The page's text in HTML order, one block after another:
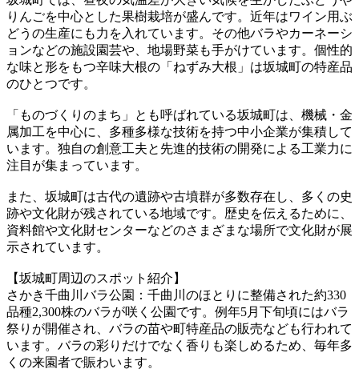
りんごを中心とした果樹栽培が盛んです。近年はワイン用ぶ
どうの生産にも力を入れています。その他バラやカーネーシ
ョンなどの施設園芸や、地場野菜も手がけています。個性的
な味と形をもつ辛味大根の「ねずみ大根」は坂城町の特産品
のひとつです。
「ものづくりのまち」とも呼ばれている坂城町は、機械・金
属加工を中心に、多種多様な技術を持つ中小企業が集積して
います。独自の創意工夫と先進的技術の開発による工業力に
注目が集まっています。
また、坂城町は古代の遺跡や古墳群が多数存在し、多くの史
跡や文化財が残されている地域です。歴史を伝えるために、
資料館や文化財センターなどのさまざまな場所で文化財が展
示されています。
【坂城町周辺のスポット紹介】
さかき千曲川バラ公園：千曲川のほとりに整備された約330
品種2,300株のバラが咲く公園です。例年5月下旬頃にはバラ
祭りが開催され、バラの苗や町特産品の販売なども行われて
います。バラの彩りだけでなく香りも楽しめるため、毎年多
くの来園者で賑わいます。